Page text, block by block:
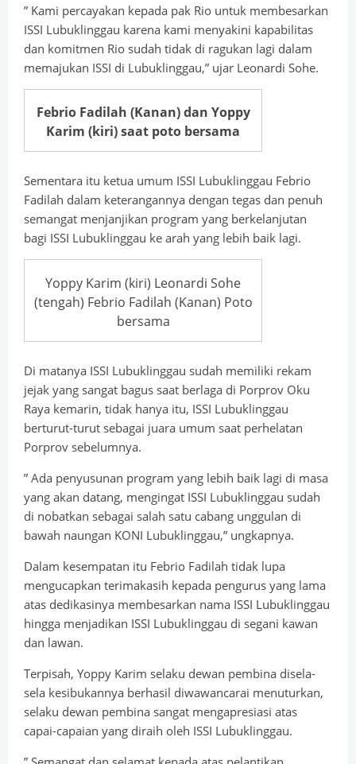
” Kami percayakan kepada pak Rio untuk membesarkan
ISSI Lubuklinggau karena kami menyakini kapabilitas
dan komitmen Rio sudah tidak di ragukan lagi dalam
memajukan ISSI di Lubuklinggau,” ujar Leonardi Sohe.
Febrio Fadilah (Kanan) dan Yoppy
Karim (kiri) saat poto bersama
Sementara itu ketua umum ISSI Lubuklinggau Febrio
Fadilah dalam keterangannya dengan tegas dan penuh
semangat menjanjikan program yang berkelanjutan
bagi ISSI Lubuklinggau ke arah yang lebih baik lagi.
Yoppy Karim (kiri) Leonardi Sohe
(tengah) Febrio Fadilah (Kanan) Poto
bersama
Di matanya ISSI Lubuklinggau sudah memiliki rekam
jejak yang sangat bagus saat berlaga di Porprov Oku
Raya kemarin, tidak hanya itu, ISSI Lubuklinggau
berturut-turut sebagai juara umum saat perhelatan
Porprov sebelumnya.
” Ada penyusunan program yang lebih baik lagi di masa
yang akan datang, mengingat ISSI Lubuklinggau sudah
di nobatkan sebagai salah satu cabang unggulan di
bawah naungan KONI Lubuklinggau,” ungkapnya.
Dalam kesempatan itu Febrio Fadilah tidak lupa
mengucapkan terimakasih kepada pengurus yang lama
atas dedikasinya membesarkan nama ISSI Lubuklinggau
hingga menjadikan ISSI Lubuklinggau di segani kawan
dan lawan.
Terpisah, Yoppy Karim selaku dewan pembina disela-
sela kesibukannya berhasil diwawancarai menuturkan,
selaku dewan pembina sangat mengapresiasi atas
capai-capaian yang diraih oleh ISSI Lubuklinggau.